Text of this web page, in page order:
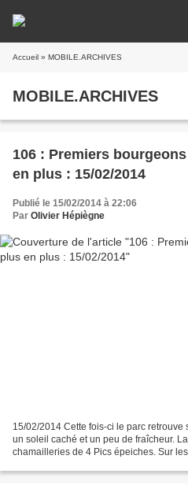
Accueil » MOBILE.ARCHIVES
MOBILE.ARCHIVES
106 : Premiers
en plus : 15/02/2014
Publié le 15/02/2014 à 22:06
Par Olivier Hépiègne
15/02/2014 Cette fois-ci le parc
un soleil caché et un peu de fraîcheur.
chamailleries de 4 Pics épeiches. Sur